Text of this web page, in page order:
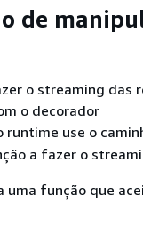
de
o streaming das
o decorador
runtime use o
a fazer o
uma função que